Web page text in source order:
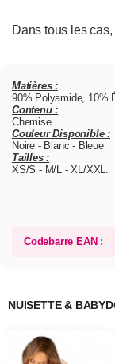
Dans tous les
Matières :
90% Polyamide, 10%
Contenu :
Chemise.
Couleur Disponible :
Noire - Blanc - Bleue
Tailles :
XS/S - M/L - XL/XXL.
Codebarre EAN :
NUISETTE &